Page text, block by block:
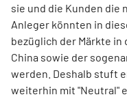
sie und die Kunden die
Anleger könnten in
bezüglich der Märkte in
China sowie der
werden. Deshalb stuft
weiterhin mit "Neutral"